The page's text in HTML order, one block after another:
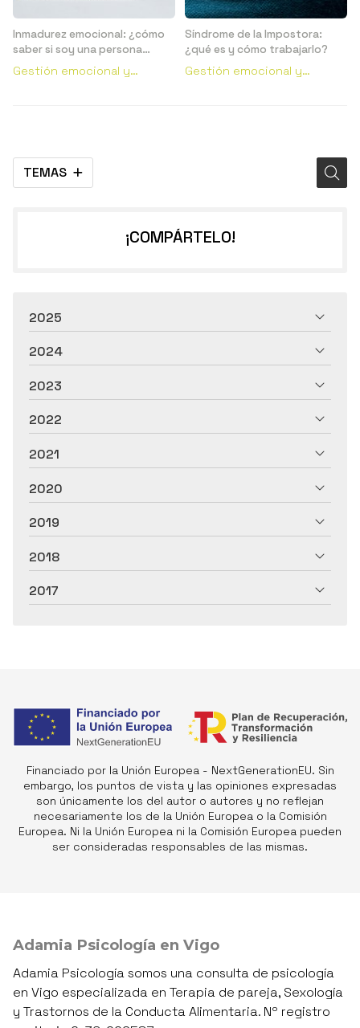
TEMAS
Inmadurez emocional: ¿cómo
saber si soy una persona
emocionalmente inmadura?
Gestión emocional y
Síndrome de la Impostora:
¿qué es y cómo trabajarlo?
Gestión emocional y
¡COMPÁRTELO!
2025
2024
2023
2022
2021
2020
2019
2018
2017
Financiado por la Unión Europea - NextGenerationEU. Sin
embargo, los puntos de vista y las opiniones expresadas
son únicamente los del autor o autores y no reflejan
necesariamente los de la Unión Europea o la Comisión
Europea. Ni la Unión Europea ni la Comisión Europea pueden
ser consideradas responsables de las mismas.
Adamia Psicología en Vigo
Adamia Psicología somos una consulta de psicología
en Vigo especializada en Terapia de pareja, Sexología
y Trastornos de la Conducta Alimentaria. Nº registro